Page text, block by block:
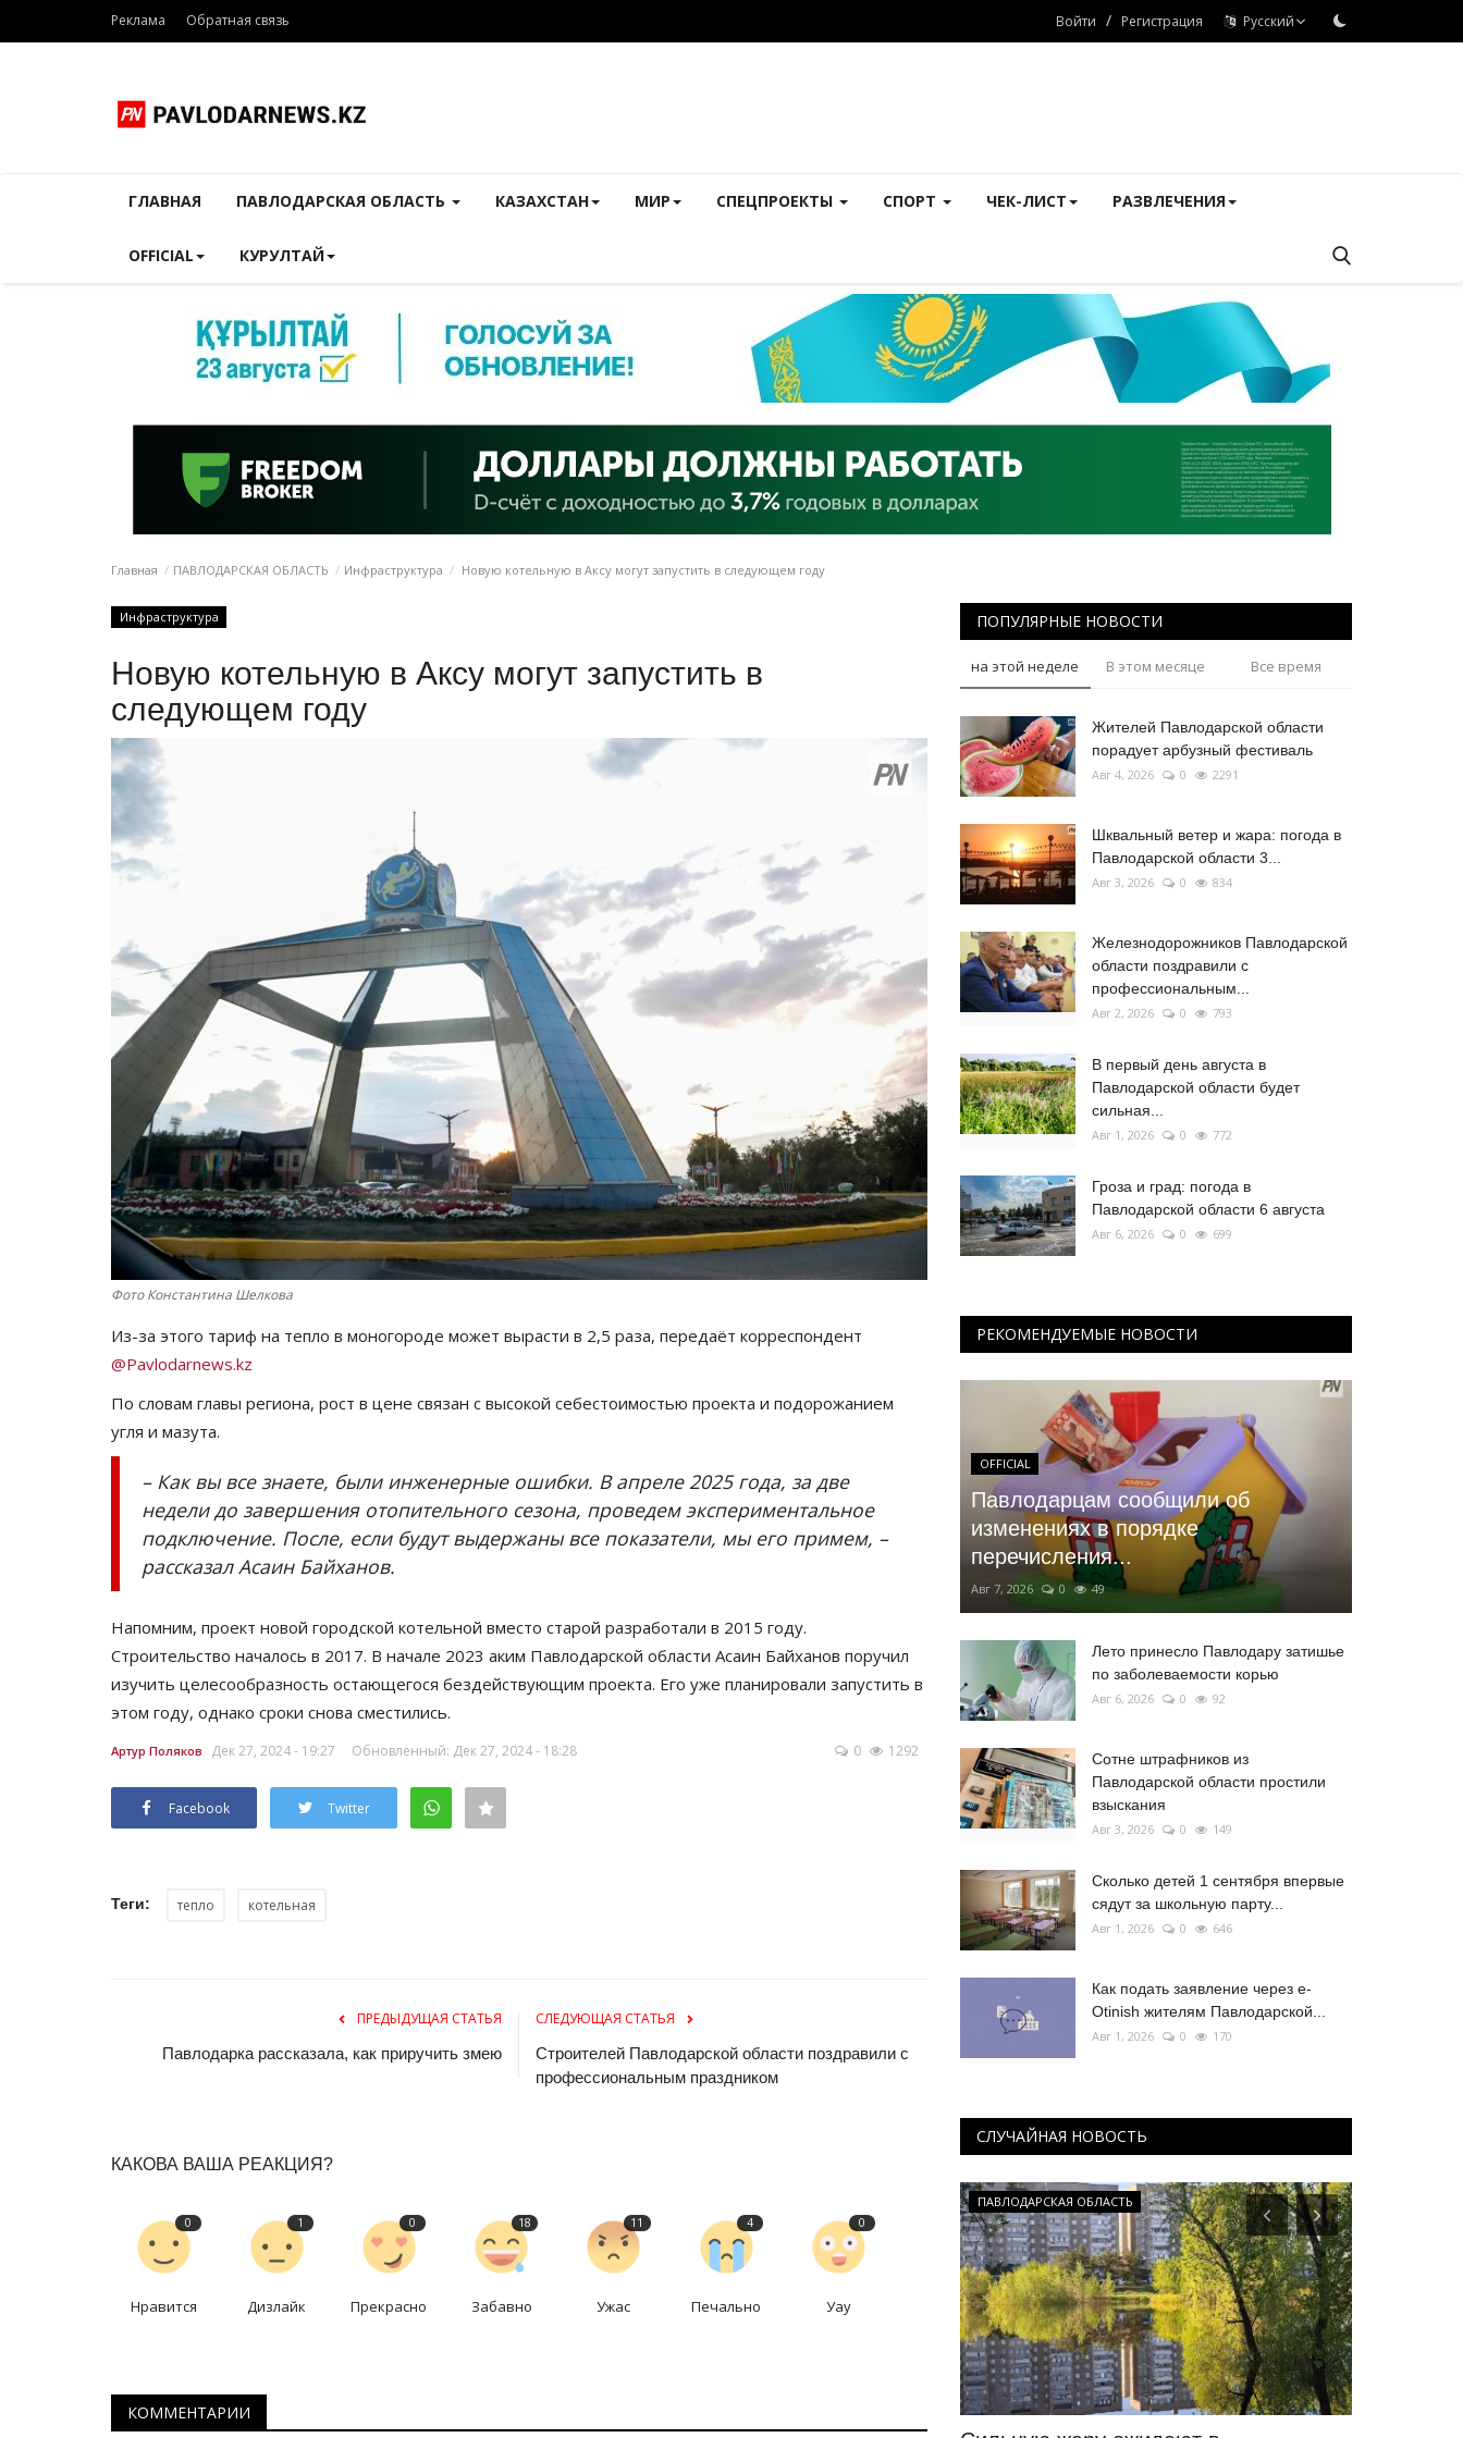
Реклама Обратная связь Войти / Регистрация Русский
ГЛАВНАЯ ПАВЛОДАРСКАЯ ОБЛАСТЬ КАЗАХСТАН МИР СПЕЦПРОЕКТЫ СПОРТ ЧЕК-ЛИСТ РАЗВЛЕЧЕНИЯ
OFFICIAL КУРУЛТАЙ
Главная ПАВЛОДАРСКАЯ ОБЛАСТЬ Инфраструктура Новую котельную в Аксу могут запустить в следующем году
Инфраструктура
Новую котельную в Аксу могут запустить в
следующем году
Фото Константина Шелкова
Из-за этого тариф на тепло в моногороде может вырасти в 2,5 раза, передаёт корреспондент
@Pavlodarnews.kz
По словам главы региона, рост в цене связан с высокой себестоимостью проекта и подорожанием
угля и мазута.
– Как вы все знаете, были инженерные ошибки. В апреле 2025 года, за две
недели до завершения отопительного сезона, проведем экспериментальное
подключение. После, если будут выдержаны все показатели, мы его примем, –
рассказал Асаин Байханов.
Напомним, проект новой городской котельной вместо старой разработали в 2015 году.
Строительство началось в 2017. В начале 2023 аким Павлодарской области Асаин Байханов поручил
изучить целесообразность остающегося бездействующим проекта. Его уже планировали запустить в
этом году, однако сроки снова сместились.
Артур Поляков Дек 27, 2024 - 19:27 Обновленный: Дек 27, 2024 - 18:28 0 1292
Facebook Twitter
Теги: тепло котельная
ПРЕДЫДУЩАЯ СТАТЬЯ
Павлодарка рассказала, как приручить змею
СЛЕДУЮЩАЯ СТАТЬЯ
Строителей Павлодарской области поздравили с
профессиональным праздником
КАКОВА ВАША РЕАКЦИЯ?
0
Нравится
1
Дизлайк
0
Прекрасно
18
Забавно
11
Ужас
4
Печально
0
Уау
КОММЕНТАРИИ
ПОПУЛЯРНЫЕ НОВОСТИ
на этой неделе В этом месяце Все время
Жителей Павлодарской области
порадует арбузный фестиваль
Авг 4, 2026 0 2291
Шквальный ветер и жара: погода в
Павлодарской области 3...
Авг 3, 2026 0 834
Железнодорожников Павлодарской
области поздравили с
профессиональным...
Авг 2, 2026 0 793
В первый день августа в
Павлодарской области будет
сильная...
Авг 1, 2026 0 772
Гроза и град: погода в
Павлодарской области 6 августа
Авг 6, 2026 0 699
РЕКОМЕНДУЕМЫЕ НОВОСТИ
OFFICIAL
Павлодарцам сообщили об
изменениях в порядке
перечисления...
Авг 7, 2026 0 49
Лето принесло Павлодару затишье
по заболеваемости корью
Авг 6, 2026 0 92
Сотне штрафников из
Павлодарской области простили
взыскания
Авг 3, 2026 0 149
Сколько детей 1 сентября впервые
сядут за школьную парту...
Авг 1, 2026 0 646
Как подать заявление через e-
Otinish жителям Павлодарской...
Авг 1, 2026 0 170
СЛУЧАЙНАЯ НОВОСТЬ
ПАВЛОДАРСКАЯ ОБЛАСТЬ